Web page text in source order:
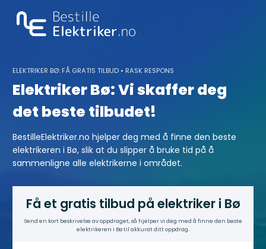
content
ELEKTRIKER BØ: FÅ GRATIS TILBUD • RASK RESPONS
Elektriker Bø: Vi skaffer deg
det beste tilbudet!
BestilleElektriker.no hjelper deg med å finne den beste
elektrikeren i Bø, slik at du slipper å bruke tid på å
sammenligne alle elektrikerne i området.
Få et gratis tilbud på elektriker i Bø
Send en kort beskrivelse av oppdraget, så hjelper vi deg med å finne den beste
elektrikeren i Bø til akkurat ditt oppdrag.